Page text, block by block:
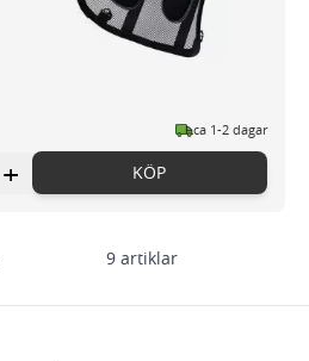
ca 1-2 dagar
+ KÖP
9artiklar